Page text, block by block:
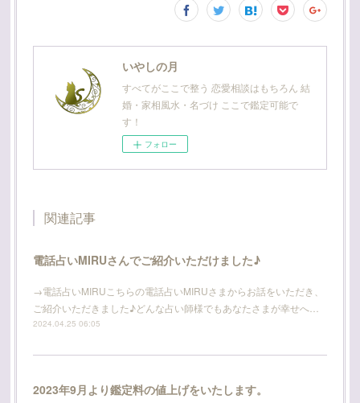
いやしの月
すべてがここで整う 恋愛相談はもちろん 結
婚・家相風水・名づけ ここで鑑定可能で
す！
フォロー
関連記事
電話占いMIRUさんでご紹介いただけました♪
→電話占いMIRUこちらの電話占いMIRUさまからお話をいただき、
ご紹介いただきました♪どんな占い師様でもあなたさまが幸せへ…
2024.04.25 06:05
2023年9月より鑑定料の値上げをいたします。